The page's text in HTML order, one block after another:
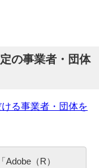
の事業者・団体
る事業者・団体を
（R）